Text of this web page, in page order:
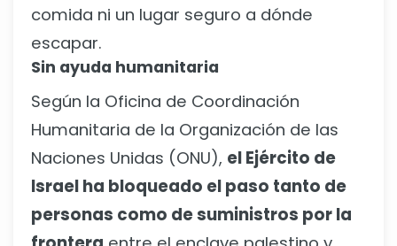
comida ni un lugar seguro a dónde
escapar.
Sin ayuda humanitaria
Según la Oficina de Coordinación
Humanitaria de la Organización de las
Naciones Unidas (ONU), el Ejército de
Israel ha bloqueado el paso tanto de
personas como de suministros por la